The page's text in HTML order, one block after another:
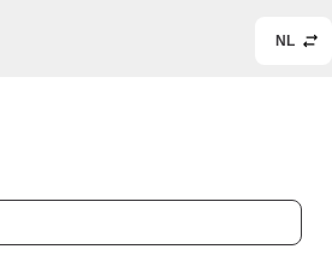
NL